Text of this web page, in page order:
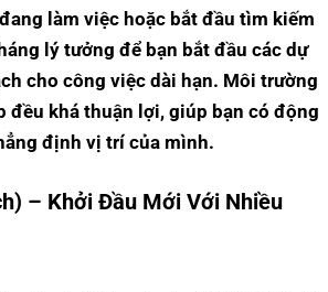
làm việc hoặc bắt đầu tìm kiếm
lý tưởng để bạn bắt đầu các dự
cho công việc dài hạn. Môi trường
đều khá thuận lợi, giúp bạn có động
định vị trí của mình.
– Khởi Đầu Mới Với Nhiều